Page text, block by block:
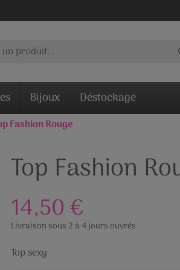
Bijoux Déstockage
Fashion Rouge
Top Fashion
14,50 €
Livraison sous 2 à 4 jours ouvrés
Top sexy